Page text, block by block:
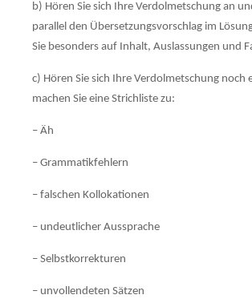
b) Hören Sie sich Ihre Verdolmetschung an
parallel den Übersetzungs­vorschlag im
Sie besonders auf Inhalt, Aus­lassun­gen und
c) Hören Sie sich Ihre Verdolmetschung noch
machen Sie eine Strichliste zu:
– Äh
– Grammatikfehlern
– falschen Kollokationen
– undeutlicher Aussprache
– Selbstkorrekturen
– unvollendeten Sätzen